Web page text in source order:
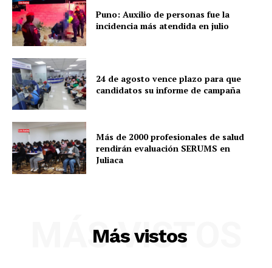
Diario los Andes
Puno: Auxilio de personas fue la
incidencia más atendida en julio
24 de agosto vence plazo para que
candidatos su informe de campaña
Más de 2000 profesionales de salud
rendirán evaluación SERUMS en
Juliaca
Más vistos
MÁS VISTOS